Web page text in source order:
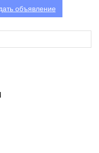
объявление